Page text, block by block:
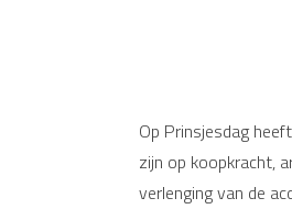
Op Prinsjesdag
zijn op koopkracht,
verlenging van de